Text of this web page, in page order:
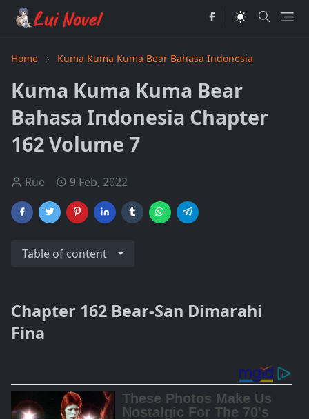
Home Kuma Kuma Kuma Bear Bahasa Indonesia
Kuma Kuma Kuma Bear
Bahasa Indonesia Chapter
162 Volume 7
Rue 9 Feb, 2022
Table of content
Chapter 162 Bear-San Dimarahi
Fina